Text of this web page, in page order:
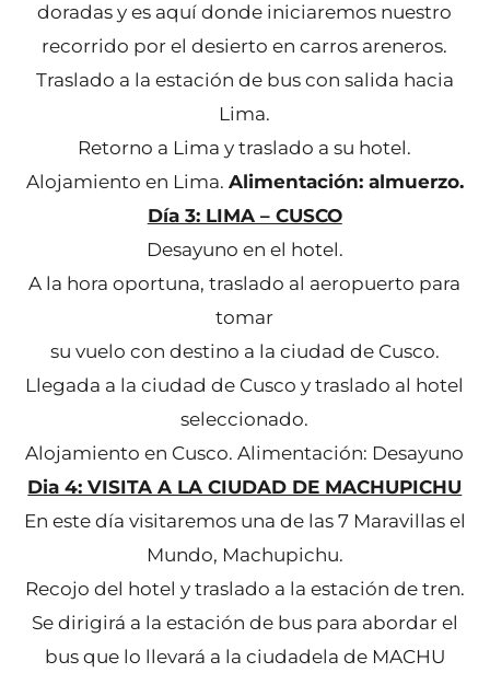
doradas y es aquí donde iniciaremos nuestro
recorrido por el desierto en carros areneros.
Traslado a la estación de bus con salida hacia
Lima.
Retorno a Lima y traslado a su hotel.
Alojamiento en Lima. Alimentación: almuerzo.
Día 3: LIMA – CUSCO
Desayuno en el hotel.
A la hora oportuna, traslado al aeropuerto para
tomar
su vuelo con destino a la ciudad de Cusco.
Llegada a la ciudad de Cusco y traslado al hotel
seleccionado.
Alojamiento en Cusco. Alimentación: Desayuno
Dia 4: VISITA A LA CIUDAD DE MACHUPICHU
En este día visitaremos una de las 7 Maravillas el
Mundo, Machupichu.
Recojo del hotel y traslado a la estación de tren.
Se dirigirá a la estación de bus para abordar el
bus que lo llevará a la ciudadela de MACHU